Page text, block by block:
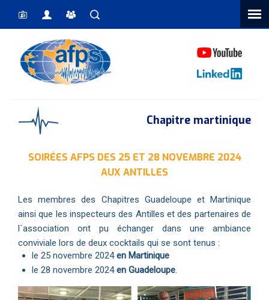
Vous êtes ici Chapitre martinique
SOIRÉES AFPS DES 25 ET 28 NOVEMBRE 2024
AUX ANTILLES
Les membres des Chapitres Guadeloupe et Martinique
ainsi que les inspecteurs des Antilles et des partenaires de
l´association ont pu échanger dans une ambiance
conviviale lors de deux cocktails qui se sont tenus :
le 25 novembre 2024en Martinique
le 28 novembre 2024en Guadeloupe.